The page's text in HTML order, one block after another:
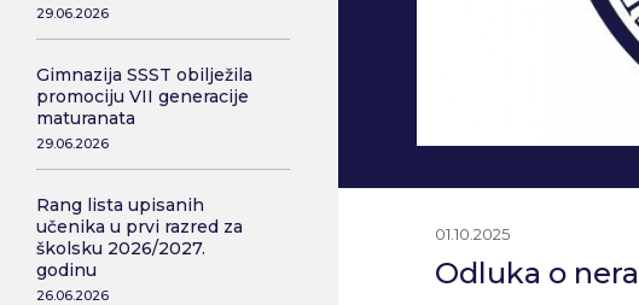
29.06.2026
Gimnazija SSST obilježila
promociju VII generacije
maturanata
29.06.2026
Rang lista upisanih
učenika u prvi razred za
školsku 2026/2027.
godinu
26.06.2026
01.10.2025
Odluka o